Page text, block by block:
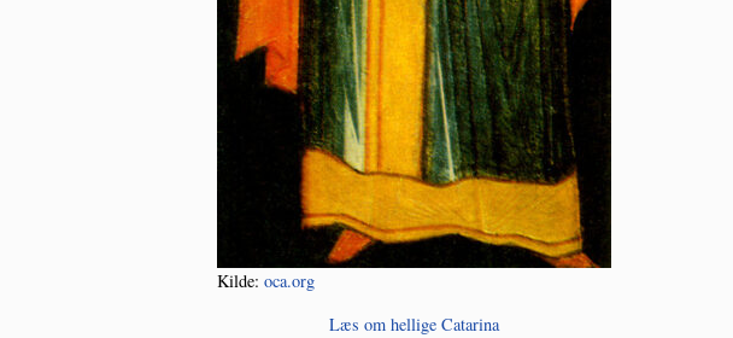
Kil­de: oca.org
Læs om hel­li­ge Catarina